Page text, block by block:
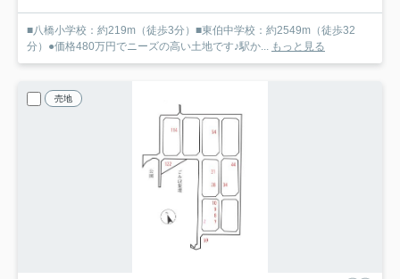
■八橋小学校：約219m（徒歩3分）■東伯中学校：約2549m（徒歩32
分）●価格480万円でニーズの高い土地です♪駅か... もっと見る
売地